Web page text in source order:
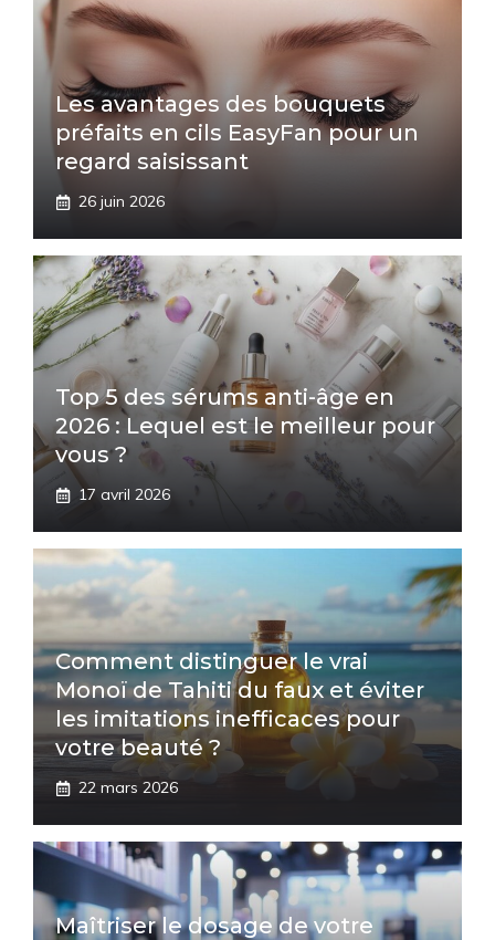
Les avantages des bouquets
préfaits en cils EasyFan pour un
regard saisissant
26 juin 2026
Top 5 des sérums anti-âge en
2026 : Lequel est le meilleur pour
vous ?
17 avril 2026
Comment distinguer le vrai
Monoï de Tahiti du faux et éviter
les imitations inefficaces pour
votre beauté ?
22 mars 2026
Maîtriser le dosage de votre